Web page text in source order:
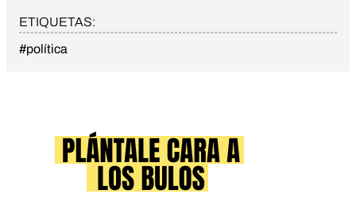
ETIQUETAS:
#política